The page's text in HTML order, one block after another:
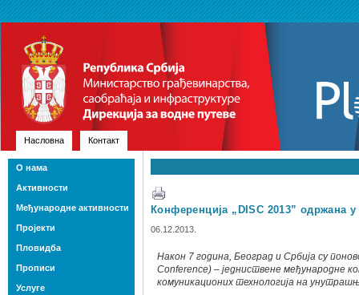
Насловна Контакт
Конференција „DISC 2013” одржана у
06.12.2013.
Након 7 година, Београд и Србија су
Conference) – једниствене међународне
комуникационих технологија на
О нама
Активности
Међународне активности
Пројекти
Пловидба
Прописи
Услуге